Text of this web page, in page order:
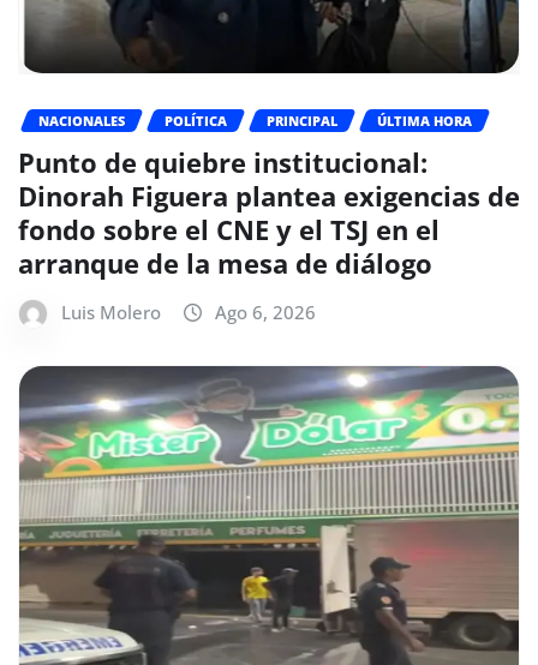
NACIONALES POLÍTICA PRINCIPAL ÚLTIMA HORA
Punto de quiebre institucional:
Dinorah Figuera plantea exigencias de
fondo sobre el CNE y el TSJ en el
arranque de la mesa de diálogo
Luis Molero Ago 6, 2026